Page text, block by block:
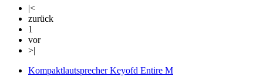
|<
zurück
1
vor
>|
Kompaktlautsprecher Keyofd Entire M